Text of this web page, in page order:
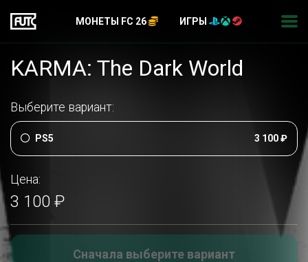
МОНЕТЫ FC 26 ИГРЫ
KARMA: The Dark World
Выберите вариант:
PS5 3 100 ₽
Цена:
3 100 ₽
Сначала выберите вариант